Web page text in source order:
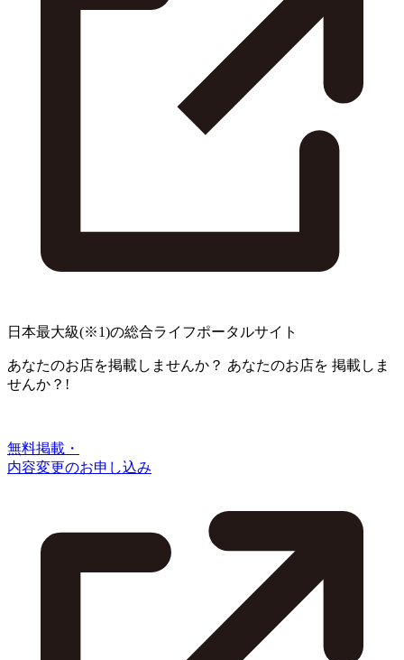
日本最大級(※1)の総合ライフポータルサイト
あなたのお店を掲載しませんか？ あなたのお店を 掲載しま
せんか？!
無料掲載・
内容変更のお申し込み